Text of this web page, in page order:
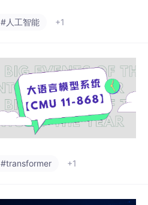
#人工智能 +1
#transformer +1